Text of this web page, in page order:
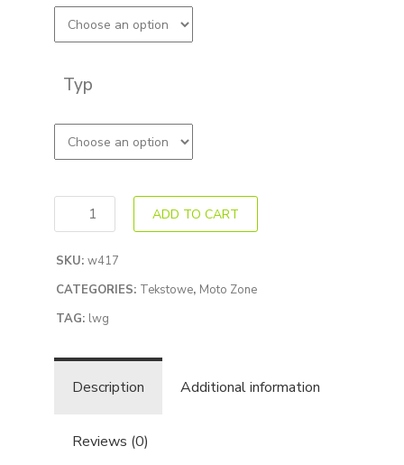
Typ
ADD TO CART
SKU: w417
CATEGORIES: Tekstowe, Moto Zone
TAG: lwg
Description Additional information
Reviews (0)